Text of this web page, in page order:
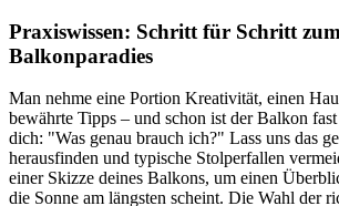
Praxiswissen: Schritt für Schritt zum
Balkonparadies
Man nehme eine Portion Kreativität, einen
bewährte Tipps – und schon ist der Balkon
dich: "Was genau brauch ich?" Lass uns das
herausfinden und typische Stolperfallen
einer Skizze deines Balkons, um einen
die Sonne am längsten scheint. Die Wahl der